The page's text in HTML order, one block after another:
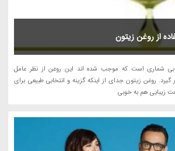
از روغن زیتون
شماری است که موجب شده اند این روغن از نظر عامل
گیرد. روغن زیتون جدای از اینکه گزینه و انتخابی طبیعی برای
زیبایی هم به خوبی